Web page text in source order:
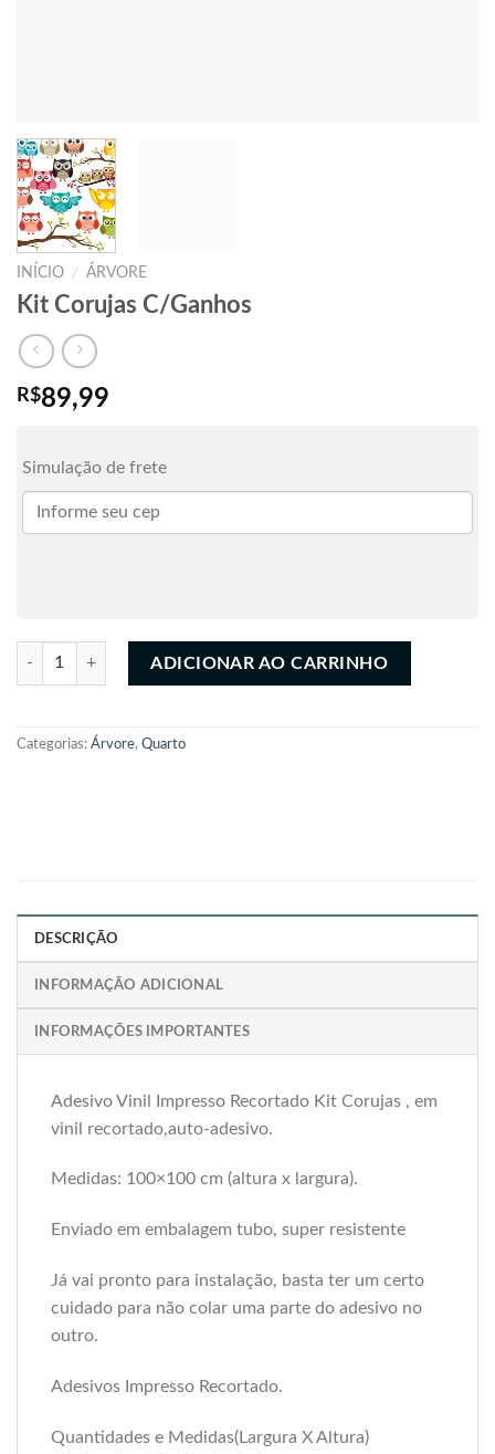
INÍCIO / ÁRVORE
Kit Corujas C/Ganhos
R$89,99
Simulação de frete
Kit Corujas C/Ganhos quantidade
ADICIONAR AO CARRINHO
Categorias: Árvore, Quarto
DESCRIÇÃO
INFORMAÇÃO ADICIONAL
INFORMAÇÕES IMPORTANTES
Adesivo Vinil Impresso Recortado Kit Corujas , em
vinil recortado,auto-adesivo.
Medidas: 100×100 cm (altura x largura).
Enviado em embalagem tubo, super resistente
Já vai pronto para instalação, basta ter um certo
cuidado para não colar uma parte do adesivo no
outro.
Adesivos Impresso Recortado.
Quantidades e Medidas(Largura X Altura)